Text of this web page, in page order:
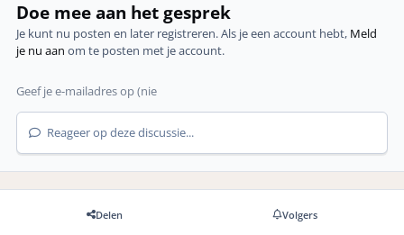
Doe mee aan het gesprek
Je kunt nu posten en later registreren. Als je een account hebt, Meld
je nu aan om te posten met je account.
Reageer op deze discussie...
Delen Volgers